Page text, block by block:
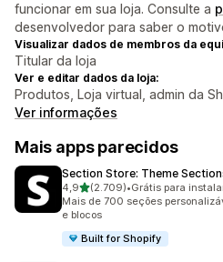
funcionar em sua loja. Consulte a
desenvolvedor para saber o
Visualizar dados de membros da
Titular da loja
Ver e editar dados da loja:
Produtos, Loja virtual, admin da
Ver informações
Mais apps parecidos
Section Store: Theme
4,9de 5 estrelas
(2.709)
2709 avaliações ao todo
•Grátis para
Mais de 700 seções
e blocos
Built for Shopify